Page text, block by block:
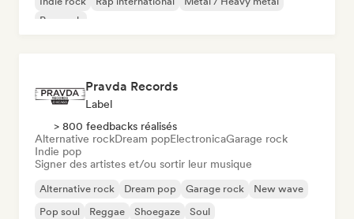
Pop rock
Pravda Records
Label
> 800 feedbacks réalisés
Alternative rockDream popElectronicaGarage rock
Indie pop
Signer des artistes et/ou sortir leur musique
Alternative rock Dream pop Garage rock
New wave
Pop soul
Reggae Shoegaze Soul